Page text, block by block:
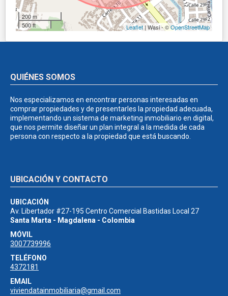
200 m
500 ft
Leaflet | Wasi - ©OpenStreetMap
QUIÉNES SOMOS
Nos especializamos en encontrar personas interesadas en
comprar propiedades y de presentarles la propiedad adecuada,
implementando un sistema de marketing inmobiliario en digital,
que nos permite diseñar un plan integral a la medida de cada
persona con respecto a la propiedad que está buscando.
UBICACIÓN Y CONTACTO
UBICACIÓN
Av. Libertador #27-195 Centro Comercial Bastidas Local 27
Santa Marta - Magdalena - Colombia
MÓVIL
3007739996
TELÉFONO
4372181
EMAIL
viviendatainmobiliaria@gmail.com